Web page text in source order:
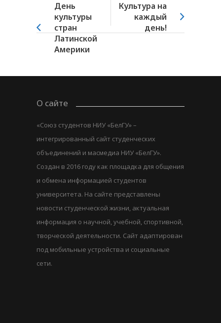
День
культуры
стран
Латинской
Америки
Культура на
каждый
день!
О сайте
«Союз студентов НИУ «БелГУ» –
интегрированный сайт студенческих
объединений и масмедиа НИУ «БелГУ».
Создан в 2016 году как площадка для общения
и обмена информацией студентов
университета. На сайте представлены
новости студенческой жизни, актуальная
информация о научной, учебной, спортивной,
творческой деятельности. Сайт адаптирован
под мобильные устройства и социальные
сети.